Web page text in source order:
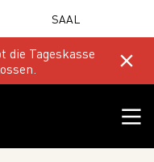
SAAL
die Tageskasse